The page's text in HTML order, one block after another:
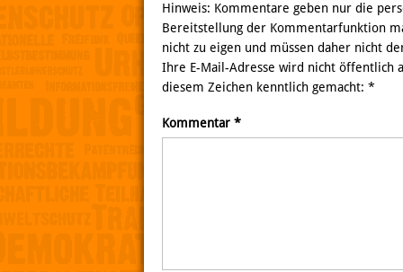
Hinweis: Kommentare geben nur die
Bereitstellung der Kommentarfunktion
nicht zu eigen und müssen daher nicht
Ihre E-Mail-Adresse wird nicht öffentlich
diesem Zeichen kenntlich gemacht: *
Kommentar *